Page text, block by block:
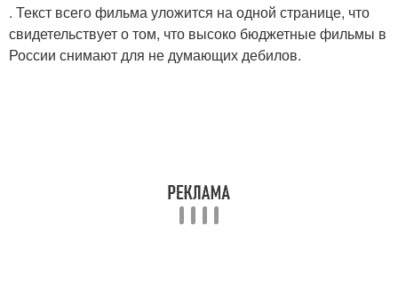
. Текст всего фильма уложится на одной странице, что
свидетельствует о том, что высоко бюджетные фильмы в
России снимают для не думающих дебилов.